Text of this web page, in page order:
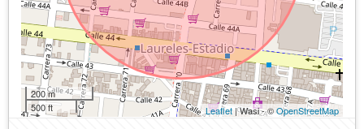
200 m
500 ft
Leaflet| Wasi - ©OpenStreetMap